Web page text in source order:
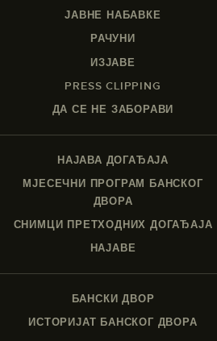
ЈАВНЕ НАБАВКЕ
РАЧУНИ
ИЗЈАВЕ
PRESS CLIPPING
ДА СЕ НЕ ЗАБОРАВИ
НАЈАВА ДОГАЂАЈА
МЈЕСЕЧНИ ПРОГРАМ БАНСКОГ
ДВОРА
СНИМЦИ ПРЕТХОДНИХ ДОГАЂАЈА
НАЈАВЕ
БАНСКИ ДВОР
ИСТОРИЈАТ БАНСКОГ ДВОРА